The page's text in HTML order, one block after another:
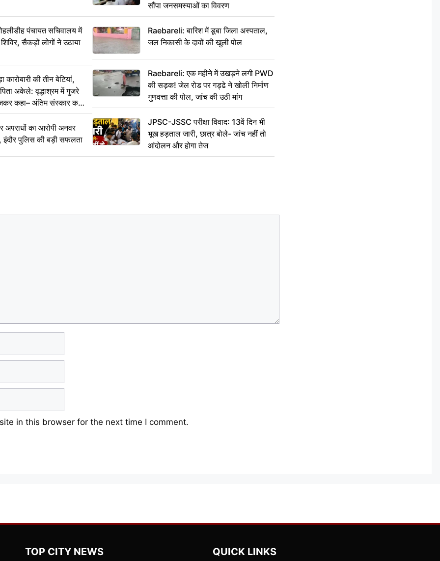
पंचायत सचिवालय में
सैकड़ों लोगों ने उठाया
की तीन बेटियां,
अकेले: वृद्धाश्रम में गुजरे
कहा– अंतिम संस्कार कर
अपराधों का आरोपी अनवर
इंदौर पुलिस की बड़ी सफलता
सौंपा जनसमस्याओं का विवरण
Raebareli: बारिश में डूबा जिला अस्पताल,
जल निकासी के दावों की खुली पोल
Raebareli: एक महीने में उखड़ने लगी PWD
की सड़क! जेल रोड पर गड्ढे ने खोली निर्माण
गुणवत्ता की पोल, जांच की उठी मांग
JPSC-JSSC परीक्षा विवाद: 13वें दिन भी
भूख हड़ताल जारी, छात्र बोले- जांच नहीं तो
आंदोलन और होगा तेज
in this browser for the next time I comment.
TOP CITY NEWS QUICK LINKS